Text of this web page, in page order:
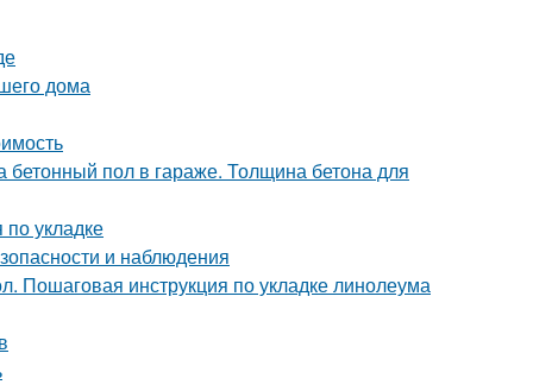
дома
пол в гараже. Толщина бетона для
укладке
и наблюдения
Пошаговая инструкция по укладке линолеума